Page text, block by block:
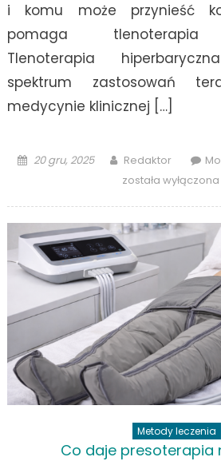
i komu może przynieść
pomaga tlenoterapia
Tlenoterapia
spektrum zastosowań
medycynie klinicznej […]
Posted
20 gru, 2025 Author
Redaktor
została wyłączona
Metody leczenia
Co daje presoterapia